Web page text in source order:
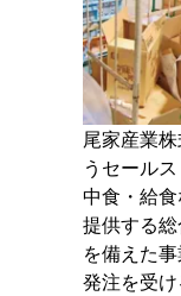
尾家産業
うセール
中食・給
提供する
を備えた
発注を受